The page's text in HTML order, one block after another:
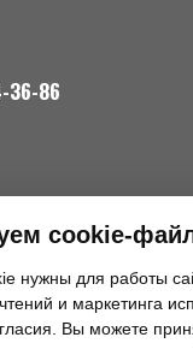
36-86
Щукино, Северо-
cookie-
нужны для работы
и маркетинга
Вы можете